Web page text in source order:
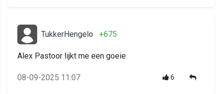
TukkerHengelo +675
Alex Pastoor lijkt me een goeie
08-09-2025 11:07 6